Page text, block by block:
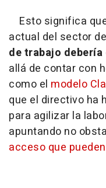
Esto significa
actual del sector
de trabajo
allá de contar con
como el modelo
que el directivo ha
para agilizar la
apuntando no
acceso que